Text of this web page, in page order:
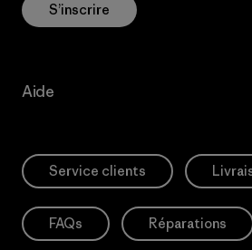
S’inscrire
Aide
Service clients
FAQs Réparations